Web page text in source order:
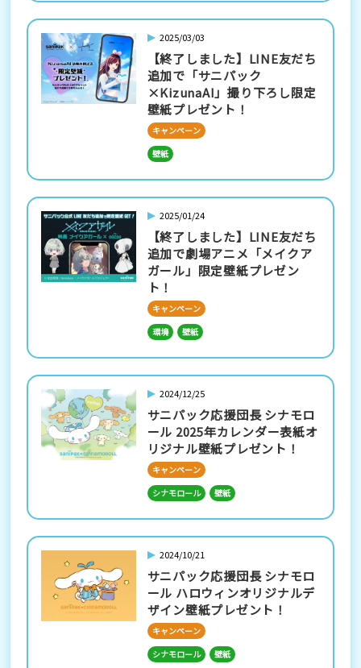
2025/03/03
【終了しました】LINE友だち
追加で「サニパック
×KizunaAI」撮り下ろし限定
壁紙プレゼント！
キャンペーン
壁紙
2025/01/24
【終了しました】LINE友だち
追加で劇場アニメ「メイクア
ガール」限定壁紙プレゼン
ト！
キャンペーン
環境
壁紙
2024/12/25
サニパック応援団長 シナモロ
ール 2025年カレンダー表紙オ
リジナル壁紙プレゼント！
キャンペーン
シナモロール
壁紙
2024/10/21
サニパック応援団長 シナモロ
ール ハロウィンオリジナルデ
ザイン壁紙プレゼント！
キャンペーン
シナモロール
壁紙